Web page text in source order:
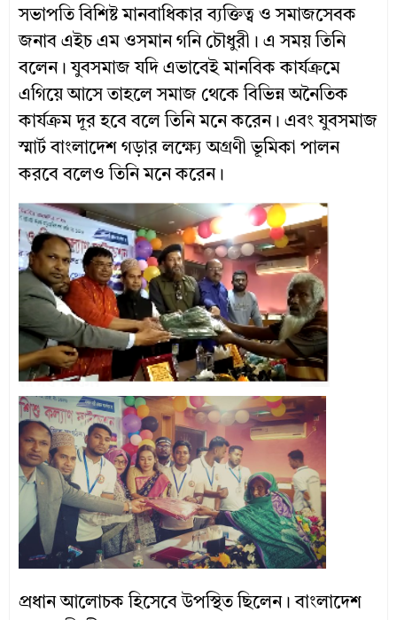
সভাপতি বিশিষ্ট মানবাধিকার ব্যক্তিত্ব ও সমাজসেবক
জনাব এইচ এম ওসমান গনি চৌধুরী। এ সময় তিনি
বলেন। যুবসমাজ যদি এভাবেই মানবিক কার্যক্রমে
এগিয়ে আসে তাহলে সমাজ থেকে বিভিন্ন অনৈতিক
কার্যক্রম দূর হবে বলে তিনি মনে করেন। এবং যুবসমাজ
স্মার্ট বাংলাদেশ গড়ার লক্ষ্যে অগ্রণী ভূমিকা পালন
করবে বলেও তিনি মনে করেন।
প্রধান আলোচক হিসেবে উপস্থিত ছিলেন। বাংলাদেশ